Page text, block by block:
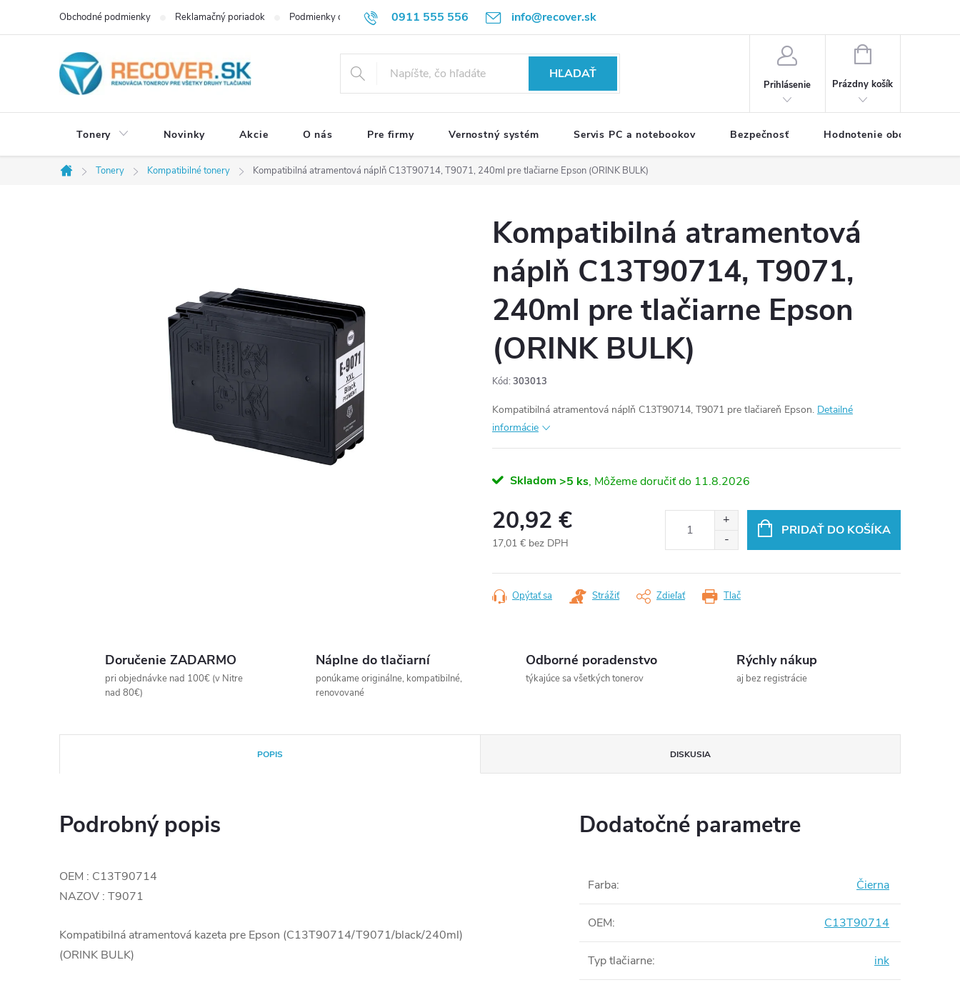
0911 555 556 info@recover.sk
Obchodné podmienky Reklamačný poriadok Podmienky ochrany osobných údajov Formulár na odstúpenie od zmluvy
HĽADAŤ
Prihlásenie
NÁKUPNÝ
Prázdny košík
Tonery Novinky Akcie O nás Pre firmy Vernostný systém Servis PC a notebookov Bezpečnosť Hodnotenie obchodu
Domov
Tonery Kompatibilné tonery Kompatibilná atramentová náplň C13T90714, T9071, 240ml pre tlačiarne Epson (ORINK BULK)
Kompatibilná atramentová
náplň C13T90714, T9071,
240ml pre tlačiarne Epson
(ORINK BULK)
Kód: 303013
Kompatibilná atramentová náplň C13T90714, T9071 pre tlačiareň Epson. Detailné
informácie
Skladom >5 ks 11.8.2026
20,92 €
17,01 € bez DPH
cena:
PRIDAŤ DO KOŠÍKA
Tlač
Opýtať sa Strážiť Zdieľať
Doručenie ZADARMO
pri objednávke nad 100€ (v Nitre
nad 80€)
Náplne do tlačiarní
ponúkame originálne, kompatibilné,
renovované
Odborné poradenstvo
týkajúce sa všetkých tonerov
Rýchly nákup
aj bez registrácie
POPIS DISKUSIA
Podrobný popis
OEM : C13T90714
NAZOV : T9071
Kompatibilná atramentová kazeta pre Epson (C13T90714/T9071/black/240ml)
(ORINK BULK)
Dodatočné parametre
Farba: Čierna
OEM: C13T90714
Typ tlačiarne: ink